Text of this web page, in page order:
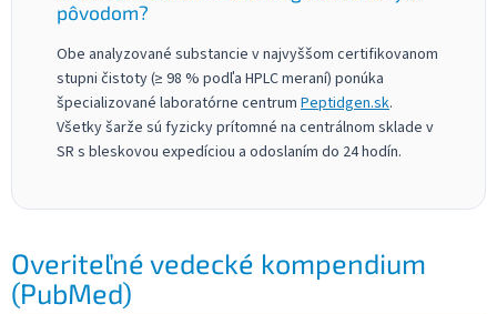
pôvodom?
Obe analyzované substancie v najvyššom certifikovanom
stupni čistoty (≥ 98 % podľa HPLC meraní) ponúka
špecializované laboratórne centrum Peptidgen.sk.
Všetky šarže sú fyzicky prítomné na centrálnom sklade v
SR s bleskovou expedíciou a odoslaním do 24 hodín.
Overiteľné vedecké kompendium
(PubMed)